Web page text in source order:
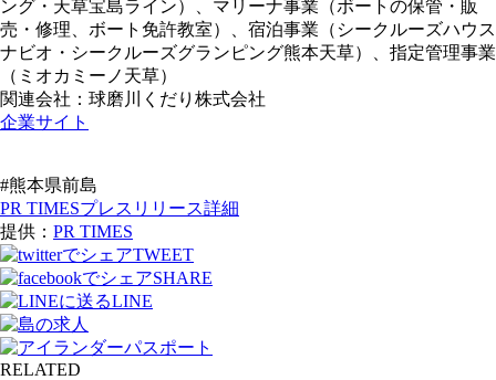
ング・天草宝島ライン）、マリーナ事業（ボートの保管・販
売・修理、ボート免許教室）、宿泊事業（シークルーズハウス
ナビオ・シークルーズグランピング熊本天草）、指定管理事業
（ミオカミーノ天草）
関連会社：球磨川くだり株式会社
企業サイト
#熊本県前島
PR TIMESプレスリリース詳細
提供： PR TIMES
TWEET
SHARE
LINE
RELATED